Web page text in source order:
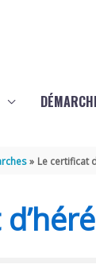
Le certificat